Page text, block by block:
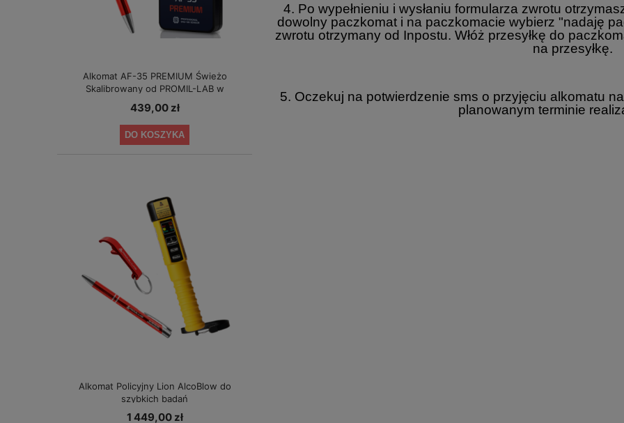
Alkomat AF-35 PREMIUM Świeżo
Skalibrowany od PROMIL-LAB w
specjalnej cenie!
439,00 zł
DO KOSZYKA
Alkomat Policyjny Lion AlcoBlow do
szybkich badań
1 449,00 zł
4. Po wypełnieniu i wysłaniu formularza zwrotu
dowolny paczkomat i na paczkomacie wybierz "nadaję
zwrotu otrzymany od Inpostu. Włóż przesyłkę do
na przesyłkę.
5. Oczekuj na potwierdzenie sms o przyjęciu alkomatu
planowanym terminie